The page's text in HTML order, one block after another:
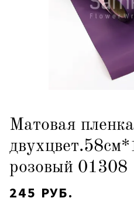
Матовая пленка
розовый 01308
245 РУБ.